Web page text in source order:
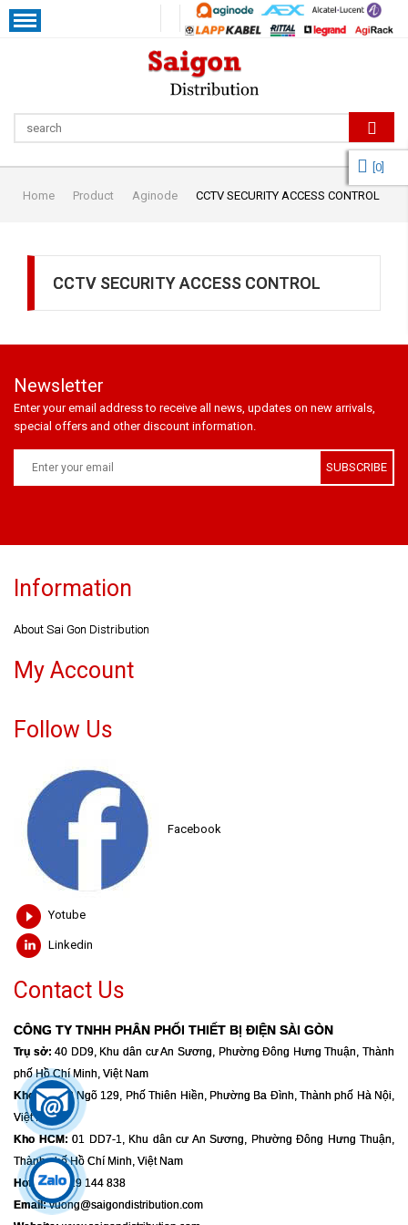
Home Product Aginode CCTV SECURITY ACCESS CONTROL
CCTV SECURITY ACCESS CONTROL
Newsletter
Enter your email address to receive all news, updates on new arrivals,
special offers and other discount information.
SUBSCRIBE
Information
About Sai Gon Distribution
My Account
Follow Us
Facebook
Yotube
Linkedin
Contact Us
CÔNG TY TNHH PHÂN PHỐI THIẾT BỊ ĐIỆN SÀI GÒN
Trụ sở: 40 DD9, Khu dân cư An Sương, Phường Đông Hưng Thuận, Thành
phố Hồ Chí Minh, Việt Nam
Kho HN:39 Ngõ 129, Phố Thiên Hiền, Phường Ba Đình, Thành phố Hà Nội,
Việt Nam
Kho HCM: 01 DD7-1, Khu dân cư An Sương, Phường Đông Hưng Thuận,
Thành phố Hồ Chí Minh, Việt Nam
Hotline:0919 144 838
Email:vuong@saigondistribution.com
0